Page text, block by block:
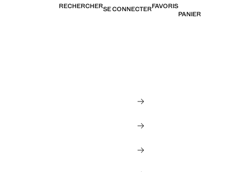
RECHERCHERSE CONNECTERFAVORIS
PANIER